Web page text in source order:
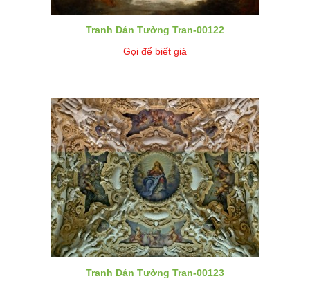
Tranh Dán Tường Tran-00122
Gọi để biết giá
Tranh Dán Tường Tran-00123